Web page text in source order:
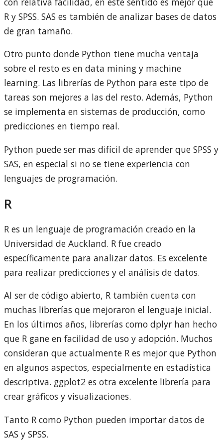
R y SPSS. SAS es también de analizar bases de datos
de gran tamaño.
Otro punto donde Python tiene mucha ventaja
sobre el resto es en data mining y machine
learning. Las librerías de Python para este tipo de
tareas son mejores a las del resto. Además, Python
se implementa en sistemas de producción, como
predicciones en tiempo real.
Python puede ser mas difícil de aprender que SPSS y
SAS, en especial si no se tiene experiencia con
lenguajes de programación.
R
R es un lenguaje de programación creado en la
Universidad de Auckland. R fue creado
específicamente para analizar datos. Es excelente
para realizar predicciones y el análisis de datos.
Al ser de código abierto, R también cuenta con
muchas librerías que mejoraron el lenguaje inicial.
En los últimos años, librerías como dplyr han hecho
que R gane en facilidad de uso y adopción. Muchos
consideran que actualmente R es mejor que Python
en algunos aspectos, especialmente en estadística
descriptiva. ggplot2 es otra excelente librería para
crear gráficos y visualizaciones.
Tanto R como Python pueden importar datos de
SAS y SPSS.